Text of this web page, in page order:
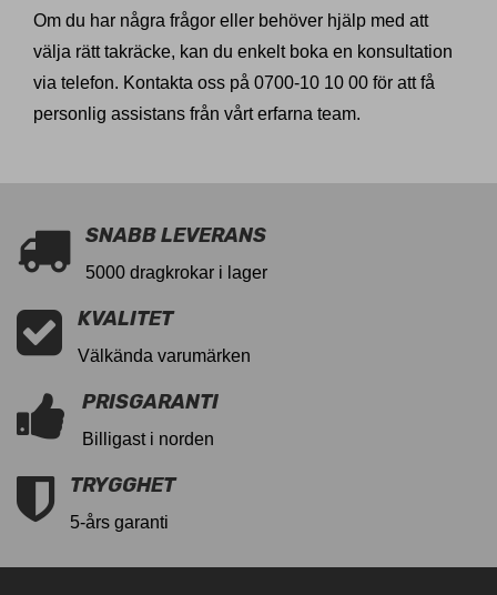
Om du har några frågor eller behöver hjälp med att
välja rätt takräcke, kan du enkelt boka en konsultation
via telefon. Kontakta oss på 0700-10 10 00 för att få
personlig assistans från vårt erfarna team.
SNABB LEVERANS
5000 dragkrokar i lager
KVALITET
Välkända varumärken
PRISGARANTI
Billigast i norden
TRYGGHET
5-års garanti